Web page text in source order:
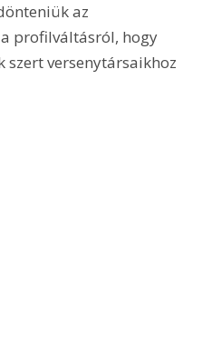
az
profilváltásról, hogy
szert versenytársaikhoz